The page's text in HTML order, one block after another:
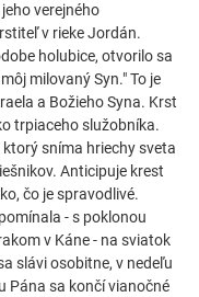
verejného
v rieke Jordán.
holubice, otvorilo sa
milovaný Syn." To je
a Božieho Syna. Krst
trpiaceho služobníka.
sníma hriechy sveta
Anticipuje krest
čo je spravodlivé.
- s poklonou
v Káne - na sviatok
slávi osobitne, v nedeľu
Pána sa končí vianočné